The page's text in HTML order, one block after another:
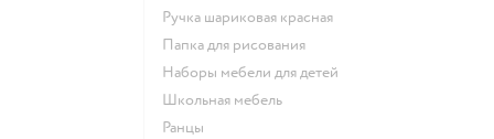
Ручка шариковая красная
Папка для рисования
Наборы мебели для детей
Школьная мебель
Ранцы